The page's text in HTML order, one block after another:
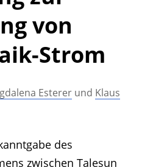
Archiv
von
Strom
Esterer und Klaus
des
zwischen Talesun